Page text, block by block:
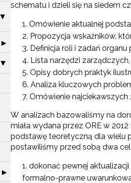
Zwiń sekcję "Zarządzanie oświatą w
▶
Rozwiń sekcję "II etap projektu (2018–2023)"
▶
Zwiń sekcję "I etap projektu (2016–2018)"
▶
Rozwiń sekcję "Pilotaż dla samorządów"
▶
schematu i dzieli się na siedem
Omówienie aktualnej
Propozycja wskaźników,
Definicja roli i zadań
Lista narzędzi
Opisy dobrych praktyk
Analiza kluczowych
Omówienie
W analizach bazowaliśmy na
miała wydana przez ORE w
podstawę teoretyczną dla wielu
postawiliśmy przed sobą dwa
dokonać pewnej
formalno-prawne